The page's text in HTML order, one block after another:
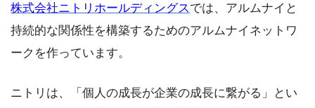
株式会社ニトリホールディングスでは、アルムナイと
持続的な関係性を構築するためのアルムナイネットワ
ークを作っています。
ニトリは、「個人の成長が企業の成長に繋がる」とい